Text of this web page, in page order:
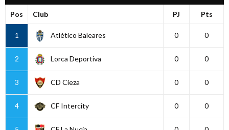
Pos Club PJ Pts
1 Atlético Baleares 0 0
2 Lorca Deportiva 0 0
3 CD Cieza 0 0
4 CF Intercity 0 0